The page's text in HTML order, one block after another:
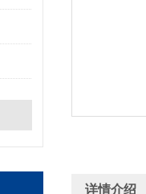
详情介绍